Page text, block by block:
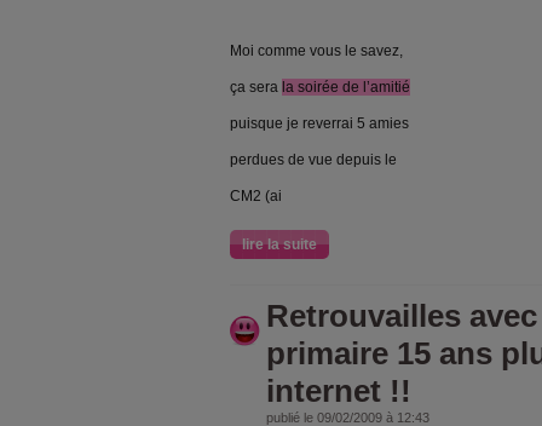
Moi comme vous le savez,
ça sera la soirée de l’amitié
puisque je reverrai 5 amies
perdues de vue depuis le
CM2 (ai
lire la suite
Retrouvailles
primaire 15 ans
internet !!
publié le 09/02/2009 à 12:43